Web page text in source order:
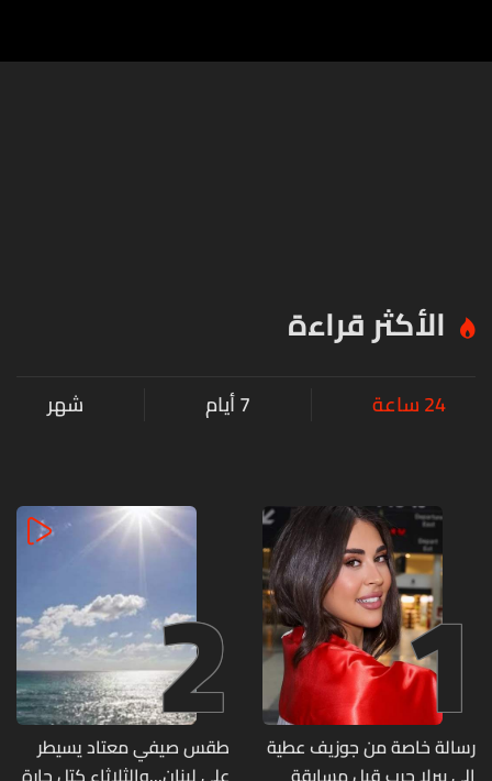
الأكثر قراءة
24 ساعة 7 أيام شهر
1
رسالة خاصة من جوزيف عطية
2
طقس صيفي معتاد يسيطر